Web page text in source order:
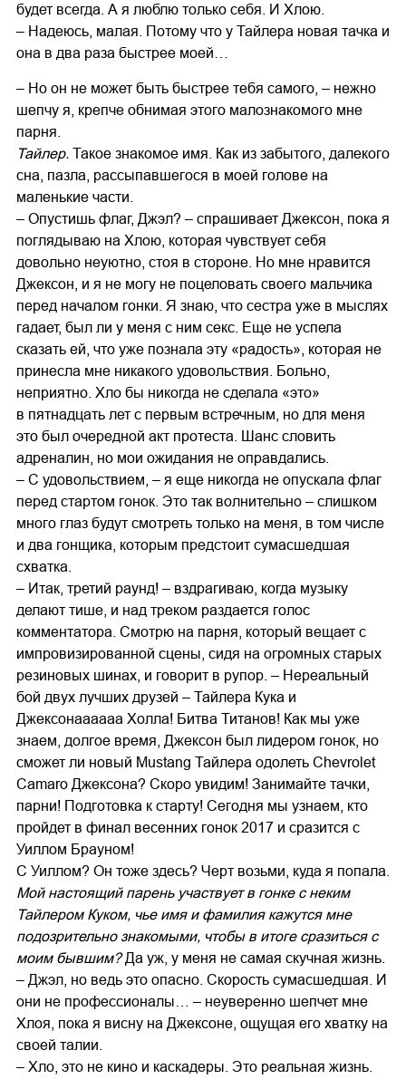
будет всегда. А я люблю только себя. И Хлою.
– Надеюсь, малая. Потому что у Тайлера новая тачка и
она в два раза быстрее моей…
– Но он не может быть быстрее тебя самого, – нежно
шепчу я, крепче обнимая этого малознакомого мне
парня.
Тайлер. Такое знакомое имя. Как из забытого, далекого
сна, пазла, рассыпавшегося в моей голове на
маленькие части.
– Опустишь флаг, Джэл? – спрашивает Джексон, пока я
поглядываю на Хлою, которая чувствует себя
довольно неуютно, стоя в стороне. Но мне нравится
Джексон, и я не могу не поцеловать своего мальчика
перед началом гонки. Я знаю, что сестра уже в мыслях
гадает, был ли у меня с ним секс. Еще не успела
сказать ей, что уже познала эту «радость», которая не
принесла мне никакого удовольствия. Больно,
неприятно. Хло бы никогда не сделала «это»
в пятнадцать лет с первым встречным, но для меня
это был очередной акт протеста. Шанс словить
адреналин, но мои ожидания не оправдались.
– С удовольствием, – я еще никогда не опускала флаг
перед стартом гонок. Это так волнительно – слишком
много глаз будут смотреть только на меня, в том числе
и два гонщика, которым предстоит сумасшедшая
схватка.
– Итак, третий раунд! – вздрагиваю, когда музыку
делают тише, и над треком раздается голос
комментатора. Смотрю на парня, который вещает с
импровизированной сцены, сидя на огромных старых
резиновых шинах, и говорит в рупор. – Нереальный
бой двух лучших друзей – Тайлера Кука и
Джексонаааааа Холла! Битва Титанов! Как мы уже
знаем, долгое время, Джексон был лидером гонок, но
сможет ли новый Mustang Тайлера одолеть Chevrolet
Camaro Джексона? Скоро увидим! Занимайте тачки,
парни! Подготовка к старту! Сегодня мы узнаем, кто
пройдет в финал весенних гонок 2017 и сразится с
Уиллом Брауном!
С Уиллом? Он тоже здесь? Черт возьми, куда я попала.
Мой настоящий парень участвует в гонке с неким
Тайлером Куком, чье имя и фамилия кажутся мне
подозрительно знакомыми, чтобы в итоге сразиться с
моим бывшим?Да уж, у меня не самая скучная жизнь.
– Джэл, но ведь это опасно. Скорость сумасшедшая. И
они не профессионалы… – неуверенно шепчет мне
Хлоя, пока я висну на Джексоне, ощущая его хватку на
своей талии.
– Хло, это не кино и каскадеры. Это реальная жизнь.